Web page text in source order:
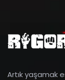
Artık yaşamak